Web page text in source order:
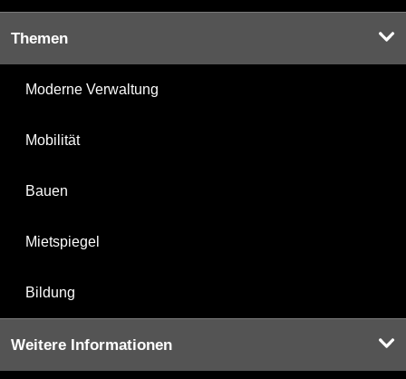
Themen
Moderne Verwaltung
Mobilität
Bauen
Mietspiegel
Bildung
Weitere Informationen